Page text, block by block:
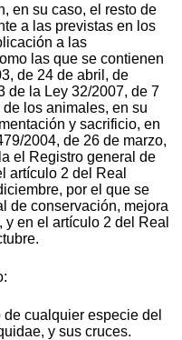
en su caso, el resto de
a las previstas en los
a las
las que se contienen
de 24 de abril, de
de la Ley 32/2007, de 7
los animales, en su
y sacrificio, en
2004, de 26 de marzo,
el Registro general de
artículo 2 del Real
por el que se
de conservación, mejora
en el artículo 2 del Real
cualquier especie del
y sus cruces.